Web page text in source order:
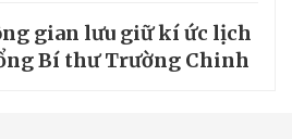
gian lưu giữ kí ức lịch
Bí thư Trường Chinh